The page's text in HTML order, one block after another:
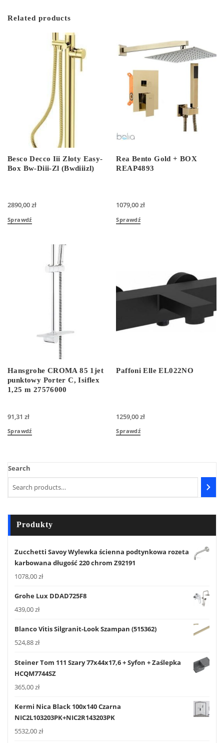
Related products
Besco Decco Iii Złoty Easy-
Box Bw-Diii-Zl (Bwdiiizl)
2890,00zł
Sprawdź
Rea Bento Gold + BOX
REAP4893
1079,00zł
Sprawdź
Hansgrohe CROMA 85 1jet
punktowy Porter C, Isiflex
1,25 m 27576000
91,31 zł
Sprawdź
Paffoni Elle EL022NO
1259,00zł
Sprawdź
Search
Produkty
Zucchetti Savoy Wylewka ścienna podtynkowa rozeta
karbowana długość 220 chrom Z92191
1078,00zł
Grohe Lux DDAD725F8
439,00zł
Blanco Vitis Silgranit-Look Szampan (515362)
524,88zł
Steiner Tom 111 Szary 77x44x17,6 + Syfon + Zaślepka
HCQM7744SZ
365,00zł
Kermi Nica Black 100x140 Czarna
NIC2L103203PK+NIC2R143203PK
5532,00zł